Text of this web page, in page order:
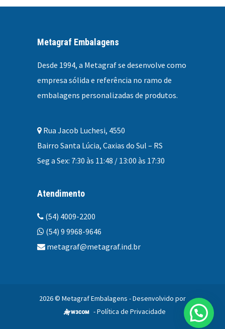
Metagraf Embalagens
Desde 1994, a Metagraf se desenvolve como
empresa sólida e referência no ramo de
embalagens personalizadas de produtos.
Rua Jacob Luchesi, 4550
Bairro Santa Lúcia, Caxias do Sul – RS
Seg a Sex: 7:30 às 11:48 / 13:00 às 17:30
Atendimento
(54) 4009-2200
(54) 9 9968-9646
metagraf@metagraf.ind.br
2026 © Metagraf Embalagens - Desenvolvido por
-Política de Privacidade